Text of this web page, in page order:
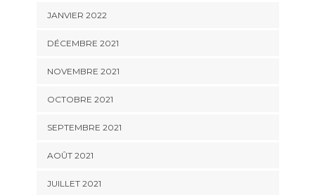
JANVIER 2022
DÉCEMBRE 2021
NOVEMBRE 2021
OCTOBRE 2021
SEPTEMBRE 2021
AOÛT 2021
JUILLET 2021